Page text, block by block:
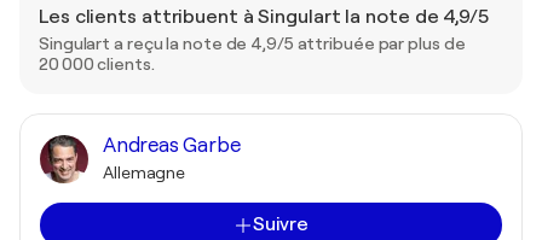
Les clients attribuent à Singulart la note de 4,9/5
Singulart a reçu la note de 4,9/5 attribuée par plus de
20 000 clients.
Andreas Garbe
Allemagne
Suivre